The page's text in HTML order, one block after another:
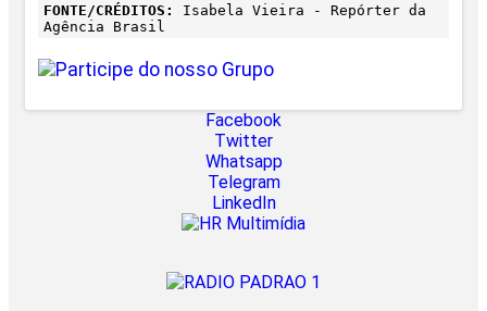
FONTE/CRÉDITOS:
Isabela Vieira - Repórter da
Agência Brasil
Facebook
Twitter
Whatsapp
Telegram
LinkedIn